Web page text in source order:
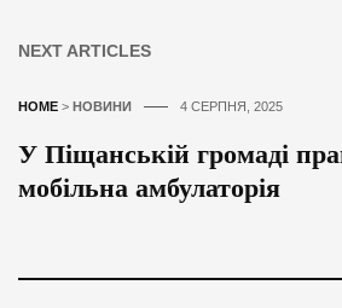
NEXT ARTICLES
HOME > НОВИНИ 4 СЕРПНЯ, 2025
У Піщанській громаді
мобільна амбулаторія